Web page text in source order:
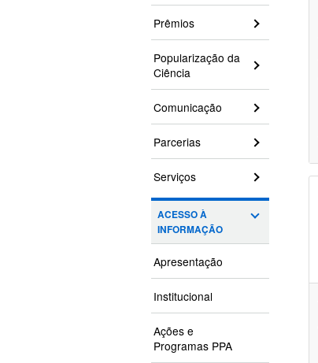
Prêmios
Popularização da
Ciência
Comunicação
Parcerias
Serviços
ACESSO À
INFORMAÇÃO
Apresentação
Institucional
Ações e
Programas PPA